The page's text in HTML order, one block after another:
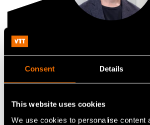
Consent Details
This website uses cookies
We use cookies to personalise content
Senior Scientist
+358407436990
pauli.komonen@vtt.fi